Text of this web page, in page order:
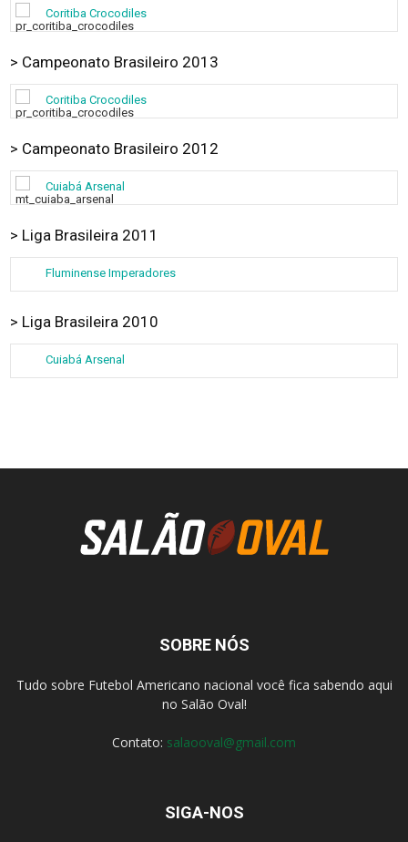
Coritiba Crocodiles
> Campeonato Brasileiro 2013
Coritiba Crocodiles
> Campeonato Brasileiro 2012
Cuiabá Arsenal
> Liga Brasileira 2011
Fluminense Imperadores
> Liga Brasileira 2010
Cuiabá Arsenal
SOBRE NÓS
Tudo sobre Futebol Americano nacional você fica sabendo aqui
no Salão Oval!
Contato: salaooval@gmail.com
SIGA-NOS